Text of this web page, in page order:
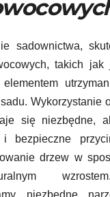
sadownictwa,
takich jak
elementem
Wykorzystanie
się niezbędne,
i bezpieczne
drzew w